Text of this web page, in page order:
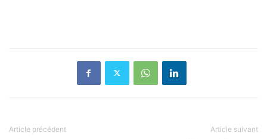
Article précédent Article suivant